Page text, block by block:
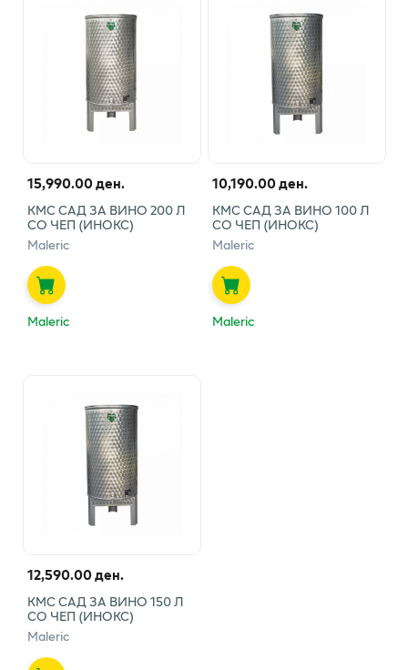
15,990.00 ден.
КМС САД ЗА ВИНО 200 Л
СО ЧЕП (ИНОКС)
Maleric
Maleric
10,190.00 ден.
КМС САД ЗА ВИНО 100 Л
СО ЧЕП (ИНОКС)
Maleric
Maleric
12,590.00 ден.
КМС САД ЗА ВИНО 150 Л
СО ЧЕП (ИНОКС)
Maleric